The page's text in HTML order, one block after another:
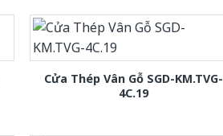
Cửa Thép Vân Gỗ SGD-KM.TVG-
4C.19